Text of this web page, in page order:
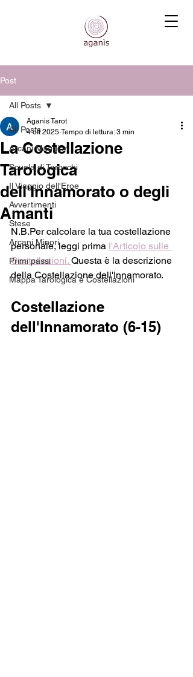
Post
All Posts
Arcani Maggiori
Scuola di Tarocchi
Il Viaggio dell'Eroe
Avvertimenti
Stese
Arcani Minori
Primi passi
Mappa Tarologica e Costellazioni
All Posts
La Costellazione
Tarologica
dell'Innamorato o degli
Amanti
Aganis Tarot
4 ott 2025 Tempo di lettura: 3 min
N.B.Per calcolare la tua costellazione
personale, leggi prima l'Articolo sulle
Costellazioni. Questa è la descrizione
della Costellazione dell'Innamorato.
Costellazione
dell'Innamorato (6-15)